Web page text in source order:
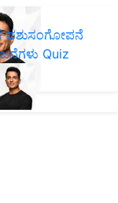
ಪಶುಸಂಗೋಪನೆ
Quiz